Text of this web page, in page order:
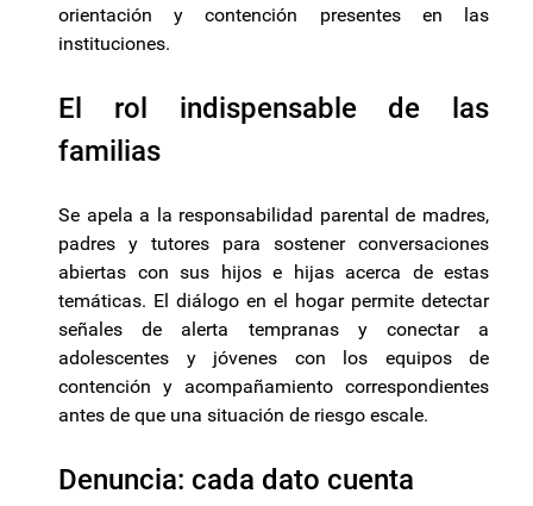
orientación y contención presentes en las
instituciones.
El rol indispensable de las
familias
Se apela a la responsabilidad parental de madres,
padres y tutores para sostener conversaciones
abiertas con sus hijos e hijas acerca de estas
temáticas. El diálogo en el hogar permite detectar
señales de alerta tempranas y conectar a
adolescentes y jóvenes con los equipos de
contención y acompañamiento correspondientes
antes de que una situación de riesgo escale.
Denuncia: cada dato cuenta